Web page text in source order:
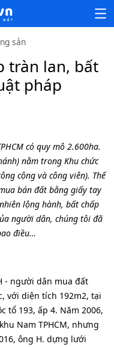
sản
tràn lan, bất
pháp
có quy mô 2.600ha.
nằm trong Khu chức
cộng và công viên). Thế
bán đất bằng giấy tay
lộng hành, bất chấp
người dân, chúng tôi đã
điều…
- người dân mua đất
với diện tích 192m2, tại
tổ 193, ấp 4. Năm 2006,
Nam TPHCM, nhưng
ông H. dựng lưới